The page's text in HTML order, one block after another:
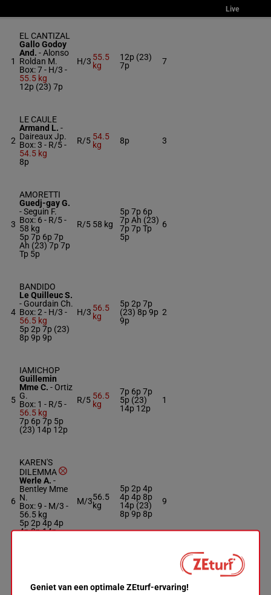
Live
1
EL CANTIZAL
Gallo Godoy
And. -Alonso
Roldan M.
Box: 7 - H/3 -
55.5 kg
12p (23) 7p
H/3 55.5
kg
12p (23)
7p
7
2
LE CAULE
Armand L. -
Daireaux Jp.
Box: 3 - R/5 -
54.5 kg
8p
R/5 54.5
kg
8p 3
3
AMORETTI
Guedj-gay G.
-Seguin F.
Box: 6 - R/5 -
58 kg
5p 7p 6p 7p
Ah (23) 7p 7p
Tp 5p
R/5 58 kg
5p 7p 6p
7p Ah (23)
7p 7p Tp
5p
6
4
BANDIDO
Le Quilleuc S.
- Gourdain Ch.
Box: 2 - H/3 -
56.5 kg
5p 2p 7p (23)
8p 9p 9p
H/3 56.5
kg
5p 2p 7p
(23) 8p 9p
9p
2
5
IAMICHOP
Guillemin
Mme C. - Ortiz
G.
Box: 1 - R/5 -
56.5 kg
7p 6p 7p 5p
(23) 14p 12p
R/5 56.5
kg
7p 6p 7p
5p (23)
14p 12p
1
6
KAREN'S
DILEMMA
Werle A. -
Bentley Mme
N.
Box: 9 - M/3 -
56.5 kg
5p 2p 4p 4p
4p 8p 14p
M/356.5
kg
5p 2p 4p
4p 4p 8p
14p (23)
8p 9p 8p
9
Defontaine
Geniet van een optimale ZEturf-ervaring!